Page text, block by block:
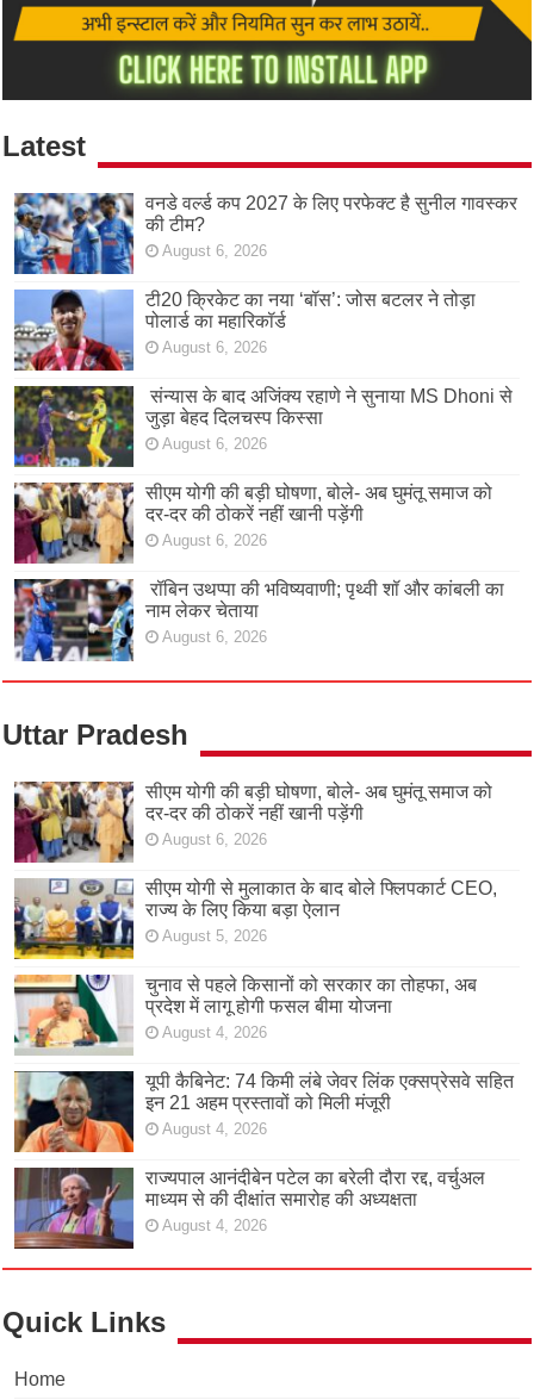
Latest
वनडे वर्ल्ड कप 2027 के लिए परफेक्ट है सुनील गावस्कर
की टीम?
August 6, 2026
टी20 क्रिकेट का नया ‘बॉस’: जोस बटलर ने तोड़ा
पोलार्ड का महारिकॉर्ड
August 6, 2026
संन्यास के बाद अजिंक्‍य रहाणे ने सुनाया MS Dhoni से
जुड़ा बेहद दिलचस्प किस्सा
August 6, 2026
सीएम योगी की बड़ी घोषणा, बोले- अब घुमंतू समाज को
दर-दर की ठोकरें नहीं खानी पड़ेंगी
August 6, 2026
रॉबिन उथप्पा की भविष्यवाणी; पृथ्वी शॉ और कांबली का
नाम लेकर चेताया
August 6, 2026
Uttar Pradesh
सीएम योगी की बड़ी घोषणा, बोले- अब घुमंतू समाज को
दर-दर की ठोकरें नहीं खानी पड़ेंगी
August 6, 2026
सीएम योगी से मुलाकात के बाद बोले फ्लिपकार्ट CEO,
राज्य के लिए किया बड़ा ऐलान
August 5, 2026
चुनाव से पहले किसानों को सरकार का तोहफा, अब
प्रदेश में लागू होगी फसल बीमा योजना
August 4, 2026
यूपी कैबिनेट: 74 किमी लंबे जेवर लिंक एक्सप्रेसवे सहित
इन 21 अहम प्रस्तावों को मिली मंजूरी
August 4, 2026
राज्यपाल आनंदीबेन पटेल का बरेली दौरा रद्द, वर्चुअल
माध्यम से की दीक्षांत समारोह की अध्यक्षता
August 4, 2026
Quick Links
Home